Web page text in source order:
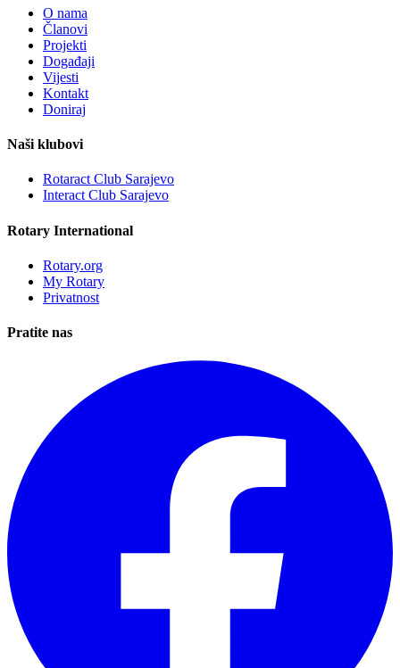
O nama
Članovi
Projekti
Događaji
Vijesti
Kontakt
Doniraj
Naši klubovi
Rotaract Club Sarajevo
Interact Club Sarajevo
Rotary International
Rotary.org
My Rotary
Privatnost
Pratite nas